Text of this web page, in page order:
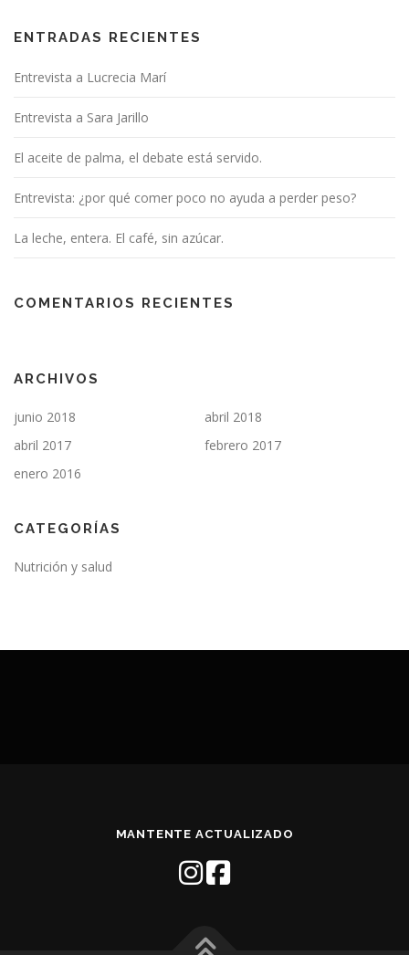
ENTRADAS RECIENTES
Entrevista a Lucrecia Marí
Entrevista a Sara Jarillo
El aceite de palma, el debate está servido.
Entrevista: ¿por qué comer poco no ayuda a perder peso?
La leche, entera. El café, sin azúcar.
COMENTARIOS RECIENTES
ARCHIVOS
junio 2018
abril 2018
abril 2017
febrero 2017
enero 2016
CATEGORÍAS
Nutrición y salud
MANTENTE ACTUALIZADO